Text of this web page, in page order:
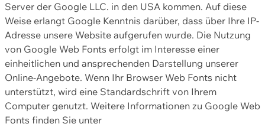
Server der Google LLC. in den USA kommen. Auf diese
Weise erlangt Google Kenntnis darüber, dass über Ihre IP-
Adresse unsere Website aufgerufen wurde. Die Nutzung
von Google Web Fonts erfolgt im Interesse einer
einheitlichen und ansprechenden Darstellung unserer
Online-Angebote. Wenn Ihr Browser Web Fonts nicht
unterstützt, wird eine Standardschrift von Ihrem
Computer genutzt. Weitere Informationen zu Google Web
Fonts finden Sie unter